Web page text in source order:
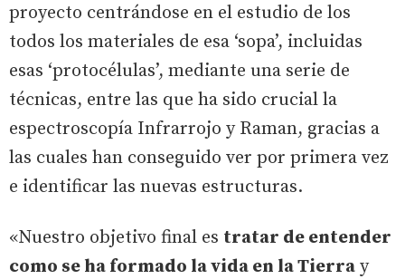
proyecto centrándose en el estudio de los
todos los materiales de esa ‘sopa’, incluidas
esas ‘protocélulas’, mediante una serie de
técnicas, entre las que ha sido crucial la
espectroscopía Infrarrojo y Raman, gracias a
las cuales han conseguido ver por primera vez
e identificar las nuevas estructuras.
«Nuestro objetivo final es tratar de entender
como se ha formado la vida en la Tierra y